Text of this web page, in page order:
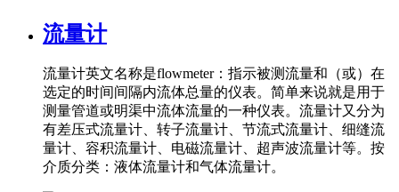
流量计
流量计英文名称是flowmeter：指示被测流量和（或）在
选定的时间间隔内流体总量的仪表。简单来说就是用于
测量管道或明渠中流体流量的一种仪表。流量计又分为
有差压式流量计、转子流量计、节流式流量计、细缝流
量计、容积流量计、电磁流量计、超声波流量计等。按
介质分类：液体流量计和气体流量计。